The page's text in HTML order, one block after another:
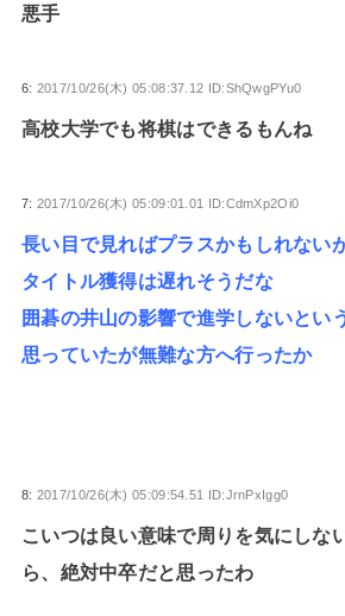
悪手
6: 2017/10/26(木) 05:08:37.12 ID:ShQwgPYu0
高校大学でも将棋はできるもんね
7: 2017/10/26(木) 05:09:01.01 ID:CdmXp2Oi0
長い目で見ればプラスかもしれない
タイトル獲得は遅れそうだな
囲碁の井山の影響で進学しないとい
思っていたが無難な方へ行ったか
8: 2017/10/26(木) 05:09:54.51 ID:JrnPxIgg0
こいつは良い意味で周りを気にしな
ら、絶対中卒だと思ったわ